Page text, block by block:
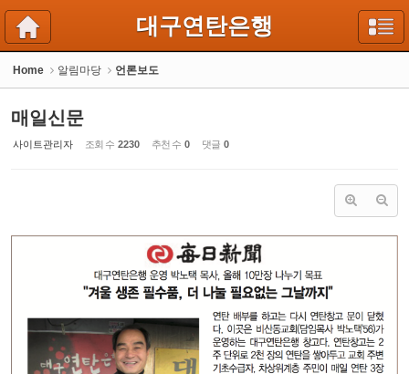
대구연탄은행
Home 알림마당 언론보도
매일신문
사이트관리자 조회 수 2230 추천 수 0 댓글 0